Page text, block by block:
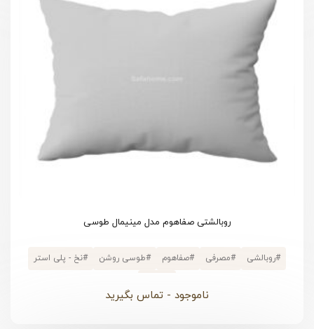
روبالشتی صفاهوم مدل مینیمال طوسی
#روبالشی #مصرفی #صفاهوم #طوسی روشن #نخ - پلی استر
ناموجود - تماس بگیرید